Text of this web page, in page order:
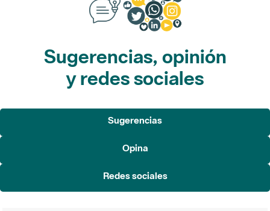
Sugerencias, opinión
y redes sociales
Sugerencias
Opina
Redes sociales